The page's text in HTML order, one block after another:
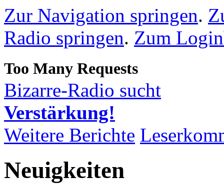
Zur Navigation springen.
Radio springen. Zum
Bizarre-Radio sucht
Verstärkung!
Weitere Berichte
Neuigkeiten